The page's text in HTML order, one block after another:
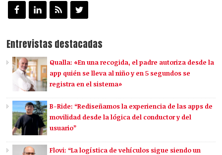
Entrevistas destacadas
Qualla: «En una recogida, el padre autoriza desde la
app quién se lleva al niño y en 5 segundos se
registra en el sistema»
B-Ride: “Rediseñamos la experiencia de las apps de
movilidad desde la lógica del conductor y del
usuario”
Flovi: “La logística de vehículos sigue siendo un